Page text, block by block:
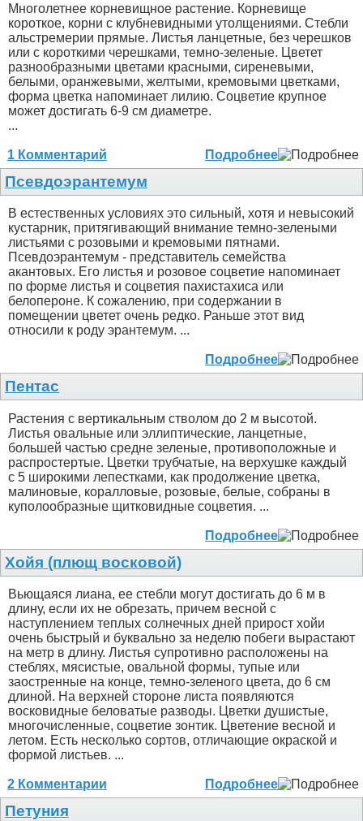
Многолетнее корневищное растение. Корневище
короткое, корни с клубневидными утолщениями. Стебли
альстремерии прямые. Листья ланцетные, без черешков
или с короткими черешками, темно-зеленые. Цветет
разнообразными цветами красными, сиреневыми,
белыми, оранжевыми, желтыми, кремовыми цветками,
форма цветка напоминает лилию. Соцветие крупное
может достигать 6-9 см диаметре.
...
1 Комментарий Подробнее
Псевдоэрантемум
В естественных условиях это сильный, хотя и невысокий
кустарник, притягивающий внимание темно-зелеными
листьями с розовыми и кремовыми пятнами.
Псевдоэрантемум - представитель семейства
акантовых. Его листья и розовое соцветие напоминает
по форме листья и соцветия пахистахиса или
белопероне. К сожалению, при содержании в
помещении цветет очень редко. Раньше этот вид
относили к роду эрантемум. ...
Подробнее
Пентас
Растения с вертикальным стволом до 2 м высотой.
Листья овальные или эллиптические, ланцетные,
большей частью средне зеленые, противоположные и
распростертые. Цветки трубчатые, на верхушке каждый
с 5 широкими лепестками, как продолжение цветка,
малиновые, коралловые, розовые, белые, собраны в
куполообразные щитковидные соцветия. ...
Подробнее
Хойя (плющ восковой)
Вьющаяся лиана, ее стебли могут достигать до 6 м в
длину, если их не обрезать, причем весной с
наступлением теплых солнечных дней прирост хойи
очень быстрый и буквально за неделю побеги вырастают
на метр в длину. Листья супротивно расположены на
стеблях, мясистые, овальной формы, тупые или
заостренные на конце, темно-зеленого цвета, до 6 см
длиной. На верхней стороне листа появляются
восковидные беловатые разводы. Цветки душистые,
многочисленные, соцветие зонтик. Цветение весной и
летом. Есть несколько сортов, отличающие окраской и
формой листьев. ...
2 Комментарии Подробнее
Петуния